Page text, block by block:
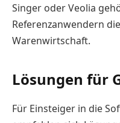
Singer oder Veolia
Referenzanwendern
Warenwirtschaft.
Lösungen für
Für Einsteiger in die